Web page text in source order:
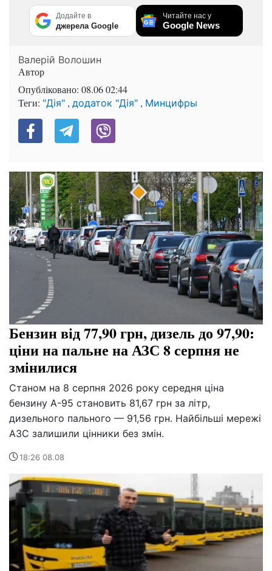
Додайте в
джерела Google
Читайте нас у
Google News
Валерій Волошин
Автор
Опубліковано: 08.06 02:44
Теги: "Дія" , додаток "Дія" , Минцифры
Бензин від 77,90 грн, дизель до 97,90:
ціни на пальне на АЗС 8 серпня не
змінилися
Станом на 8 серпня 2026 року середня ціна
бензину А-95 становить 81,67 грн за літр,
дизельного пального — 91,56 грн. Найбільші мережі
АЗС залишили цінники без змін.
18:26 08.08